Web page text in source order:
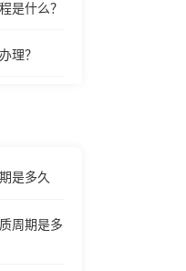
是什么？
理？
是多久
周期是多